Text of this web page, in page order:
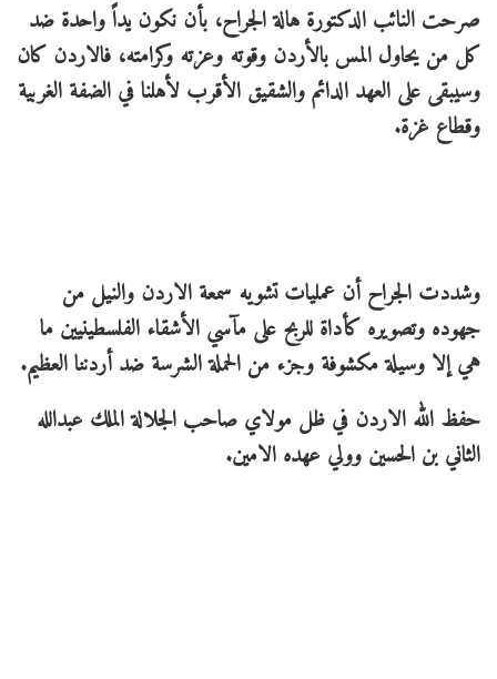
صرحت النائب الدكتورة هالة الجراح، بأن نكون يداً واحدة ضد
كل من يحاول المس بالأردن وقوته وعزته وكرامته، فالاردن كان
وسيبقى على العهد الدائم والشقيق الأقرب لأهلنا في الضفة الغربية
وقطاع غزة.
وشددت الجراح أن عمليات تشويه سمعة الاردن والنيل من
جهوده وتصويره كأداة للربح على مآسي الأشقاء الفلسطينيين ما
هي إلا وسيلة مكشوفة وجزء من الحملة الشرسة ضد أردننا العظيم.
حفظ الله الاردن في ظل مولاي صاحب الجلالة الملك عبدالله
الثاني بن الحسين وولي عهده الامين.